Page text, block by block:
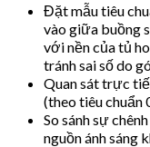
Đặt mẫu tiêu
vào giữa buồng
với nền của tủ
tránh sai số do
Quan sát trực
(theo tiêu chuẩn
So sánh sự
nguồn ánh sáng